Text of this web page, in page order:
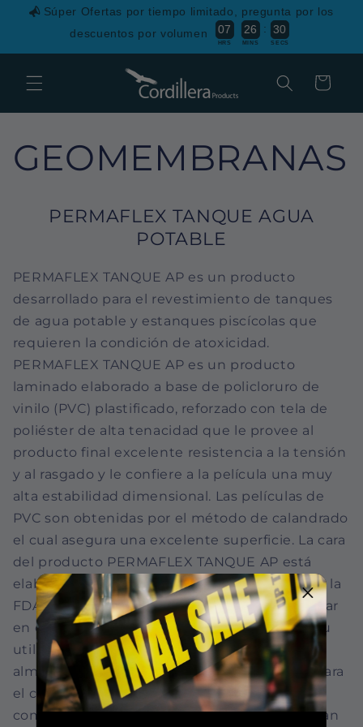
Súper Ofertas por tiempo limitado, pregunta por los
descuentos por volumen
07
HRS
26
MINS
: 3
20
9
SECS
directamente
al contenido
Carrito
GEOMEMBRANAS
PERMAFLEX TANQUE AGUA
POTABLE
PERMAFLEX TANQUE AP es un producto
desarrollado para el revestimiento de tanques
de agua potable y estanques piscícolas que
requieren la condición de atoxicidad.
PERMAFLEX TANQUE AP es un producto
laminado elaborado a base de policloruro de
vinilo (PVC) plastificado, reforzado con tela de
poliéster de alta tenacidad que le provee al
producto final excelente resistencia a la tensión
y al rasgado y le confiere a la película una muy
alta estabilidad dimensional. Las películas de
PVC son obtenidas por el método de calandrado
el cual asegura una excelente superficie. La cara
del producto PERMAFLEX TANQUE AP está
elaborada con materias primas admitidas por la
FDA (Food and Drug Administration) para estar
en contacto con alimentos, lo cual permite su
utilización en la elaboración de tanques de
almacenamiento de agua potable, piscinas para
el cultivo de peces y otras especies. Por su
composición, es resistente al ataque de la gran